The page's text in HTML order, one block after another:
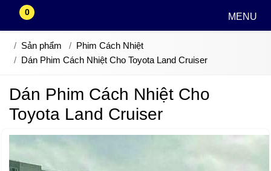
0 MENU
Sản phẩm
Phim Cách Nhiệt
Dán Phim Cách Nhiệt Cho Toyota Land Cruiser
Dán Phim Cách Nhiệt Cho
Toyota Land Cruiser